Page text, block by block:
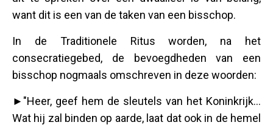
want dit is een van de taken van een bisschop.
In de Traditionele Ritus worden, na het
consecratiegebed, de bevoegdheden van een
bisschop nogmaals omschreven in deze woorden:
►"Heer, geef hem de sleutels van het Koninkrijk…
Wat hij zal binden op aarde, laat dat ook in de hemel